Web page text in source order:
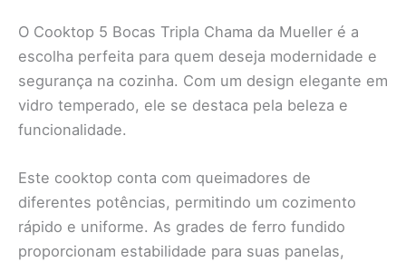
O Cooktop 5 Bocas Tripla Chama da Mueller é a
escolha perfeita para quem deseja modernidade e
segurança na cozinha. Com um design elegante em
vidro temperado, ele se destaca pela beleza e
funcionalidade.
Este cooktop conta com queimadores de
diferentes potências, permitindo um cozimento
rápido e uniforme. As grades de ferro fundido
proporcionam estabilidade para suas panelas,